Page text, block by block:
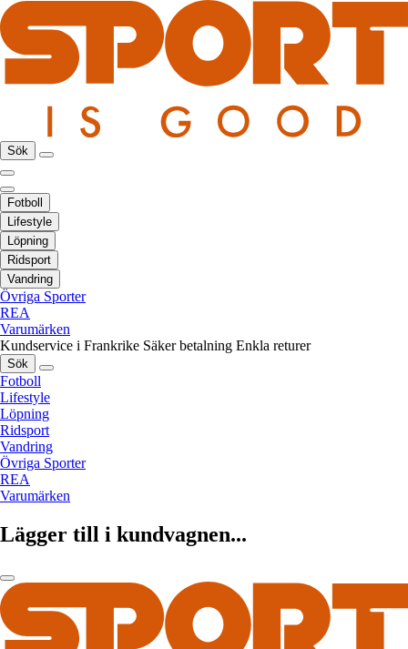
Sök
Fotboll
Lifestyle
Löpning
Ridsport
Vandring
Övriga Sporter
REA
Varumärken
Kundservice i Frankrike Säker betalning Enkla returer
Sök
Fotboll
Lifestyle
Löpning
Ridsport
Vandring
Övriga Sporter
REA
Varumärken
Lägger till i kundvagnen...